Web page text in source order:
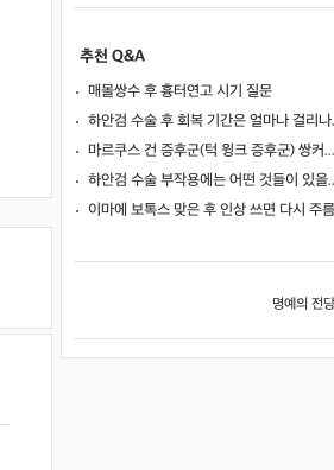
추천 Q&A
매몰쌍수 후 흉터연고 시기 질문
하안검
마르쿠스 건 증후군(턱 윙크 증후군) 쌍커풀 수술 가능 여부
하안검 수술 부작
명예의 전